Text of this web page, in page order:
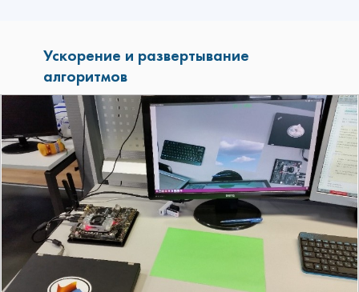
Ускорение и развертывание
алгоритмов